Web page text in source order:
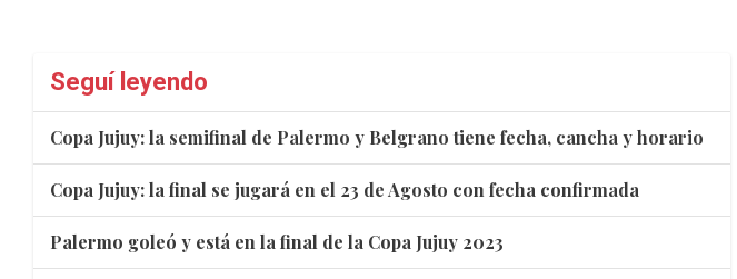
Seguí leyendo
Copa Jujuy: la semifinal de Palermo y Belgrano tiene fecha, cancha y horario
Copa Jujuy: la final se jugará en el 23 de Agosto con fecha confirmada
Palermo goleó y está en la final de la Copa Jujuy 2023